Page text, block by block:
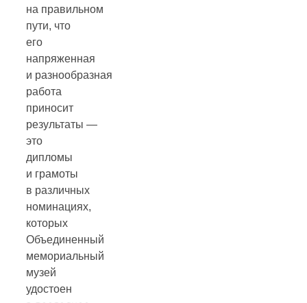
на правильном
пути, что
его
напряженная
и разнообразная
работа
приносит
результаты —
это
дипломы
и грамоты
в различных
номинациях,
которых
Объединенный
мемориальный
музей
удостоен